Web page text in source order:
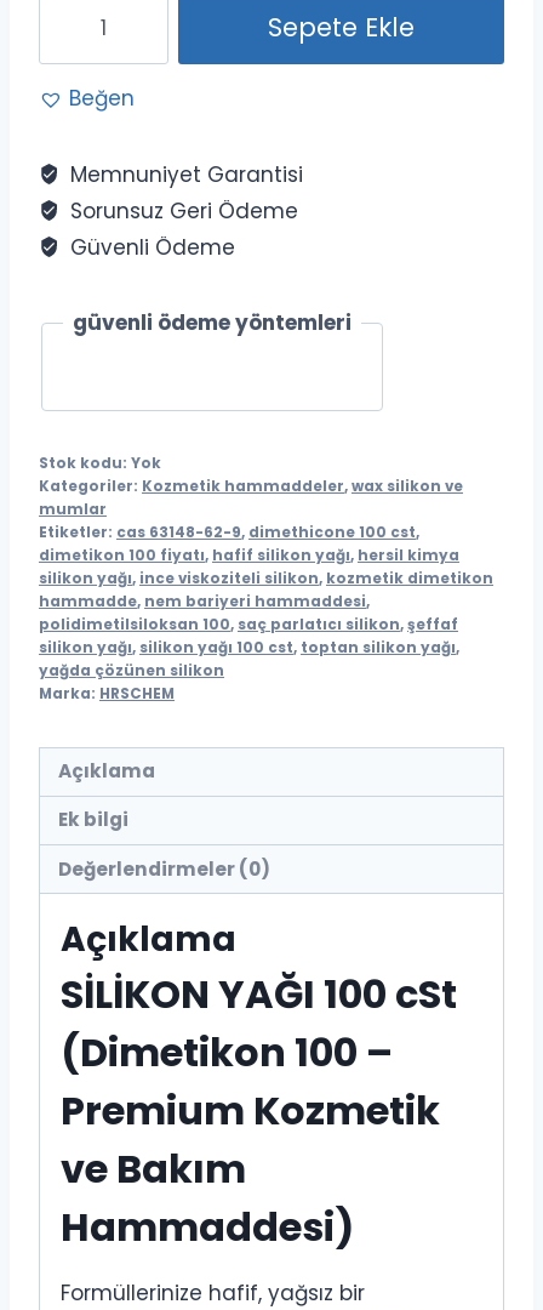
adet
Sepete Ekle
Beğen
Memnuniyet Garantisi
Sorunsuz Geri Ödeme
Güvenli Ödeme
güvenli ödeme yöntemleri
Stok kodu: Yok
Kategoriler: Kozmetik hammaddeler,wax silikon ve
mumlar
Etiketler: cas 63148-62-9, dimethicone 100 cst,
dimetikon 100 fiyatı, hafif silikon yağı, hersil kimya
silikon yağı, ince viskoziteli silikon, kozmetik dimetikon
hammadde, nem bariyeri hammaddesi,
polidimetilsiloksan 100, saç parlatıcı silikon,şeffaf
silikon yağı, silikon yağı 100 cst, toptan silikon yağı,
yağda çözünen silikon
Marka: HRSCHEM
Açıklama
Ek bilgi
Değerlendirmeler (0)
Açıklama
SİLİKON YAĞI 100 cSt
(Dimetikon 100 –
Premium Kozmetik
ve Bakım
Hammaddesi)
Formüllerinize hafif, yağsız bir